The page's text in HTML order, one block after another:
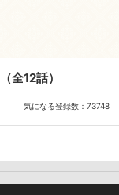
（全12話）
気になる登録数： 73748